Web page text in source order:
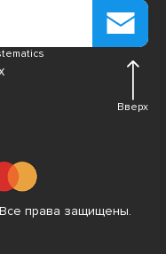
Вверх
права защищены.